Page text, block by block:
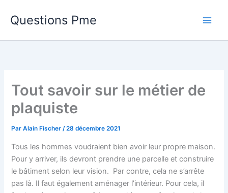
Questions Pme
Tout savoir sur le métier de
plaquiste
ParAlain Fischer/28 décembre 2021
Tous les hommes voudraient bien avoir leur propre maison.
Pour y arriver, ils devront prendre une parcelle et construire
le bâtiment selon leur vision. Par contre, cela ne s’arrête
pas là. Il faut également aménager l’intérieur. Pour cela, il